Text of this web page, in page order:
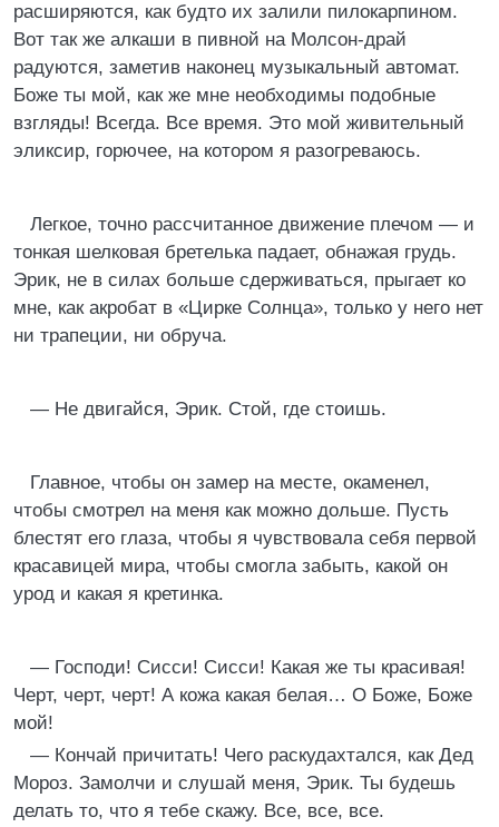
расширяются, как будто их залили пилокарпином.
Вот так же алкаши в пивной на Молсон-драй
радуются, заметив наконец музыкальный автомат.
Боже ты мой, как же мне необходимы подобные
взгляды! Всегда. Все время. Это мой живительный
эликсир, горючее, на котором я разогреваюсь.
Легкое, точно рассчитанное движение плечом — и
тонкая шелковая бретелька падает, обнажая грудь.
Эрик, не в силах больше сдерживаться, прыгает ко
мне, как акробат в «Цирке Солнца», только у него нет
ни трапеции, ни обруча.
— Не двигайся, Эрик. Стой, где стоишь.
Главное, чтобы он замер на месте, окаменел,
чтобы смотрел на меня как можно дольше. Пусть
блестят его глаза, чтобы я чувствовала себя первой
красавицей мира, чтобы смогла забыть, какой он
урод и какая я кретинка.
— Господи! Сисси! Сисси! Какая же ты красивая!
Черт, черт, черт! А кожа какая белая… О Боже, Боже
мой!
— Кончай причитать! Чего раскудахтался, как Дед
Мороз. Замолчи и слушай меня, Эрик. Ты будешь
делать то, что я тебе скажу. Все, все, все.